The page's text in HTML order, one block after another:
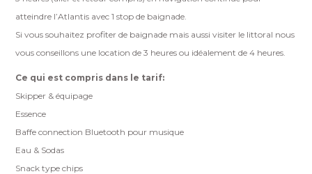
atteindre l’Atlantis avec 1 stop de baignade.
Si vous souhaitez profiter de baignade mais aussi visiter le littoral nous
vous conseillons une location de 3 heures ou idéalement de 4 heures.
Ce qui est compris dans le tarif:
Skipper & équipage
Essence
Baffe connection Bluetooth pour musique
Eau & Sodas
Snack type chips